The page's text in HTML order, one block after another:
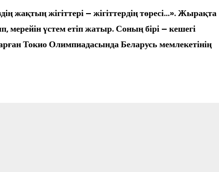
жақтың жігіттері – жігіттердің төресі…». Жырақта
мерейін үстем етіп жатыр. Соның бірі – кешегі
Токио Олимпиадасында Беларусь мемлекетінің